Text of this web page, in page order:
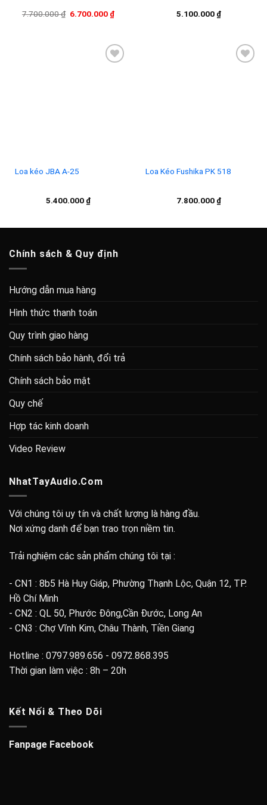
7.700.000₫ Giá
6.700.000 ₫Giá
6.700.000 ₫.
5.100.000 ₫
Loa kéo JBA A-25
5.400.000 ₫
Loa Kéo Fushika PK 518
7.800.000 ₫
Chính sách & Quy định
Hướng dẫn mua hàng
Hình thức thanh toán
Quy trình giao hàng
Chính sách bảo hành, đổi trả
Chính sách bảo mật
Quy chế
Hợp tác kinh doanh
Video Review
NhatTayAudio.Com
Với chúng tôi uy tín và chất lượng là hàng đầu.
Nơi xứng danh để bạn trao trọn niềm tin.
Trải nghiệm các sản phẩm chúng tôi tại :
- CN1 : 8b5 Hà Huy Giáp, Phường Thạnh Lộc, Quận 12, TP.
Hồ Chí Minh
- CN2 : QL 50, Phước Đông,Cần Đước, Long An
- CN3 : Chợ Vĩnh Kim, Châu Thành, Tiền Giang
Hotline : 0797.989.656 - 0972.868.395
Thời gian làm việc : 8h – 20h
Kết Nối & Theo Dõi
Fanpage Facebook